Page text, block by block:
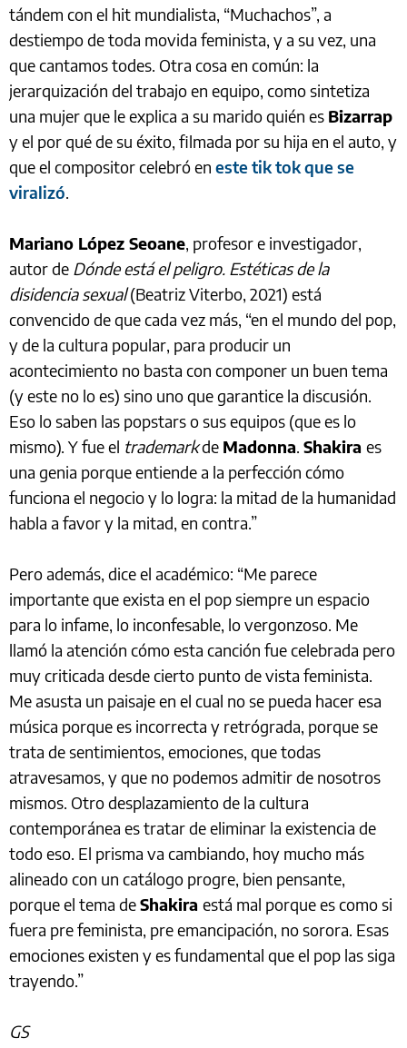
tándem con el hit mundialista, “Muchachos”, a
destiempo de toda movida feminista, y a su vez, una
que cantamos todes. Otra cosa en común: la
jerarquización del trabajo en equipo, como sintetiza
una mujer que le explica a su marido quién es Bizarrap
y el por qué de su éxito, filmada por su hija en el auto, y
que el compositor celebró en este tik tok que se
viralizó.
Mariano López Seoane, profesor e investigador,
autor de Dónde está el peligro. Estéticas de la
disidencia sexual(Beatriz Viterbo, 2021) está
convencido de que cada vez más, “en el mundo del pop,
y de la cultura popular, para producir un
acontecimiento no basta con componer un buen tema
(y este no lo es) sino uno que garantice la discusión.
Eso lo saben las popstars o sus equipos (que es lo
mismo). Y fue el trademarkde Madonna. Shakira es
una genia porque entiende a la perfección cómo
funciona el negocio y lo logra: la mitad de la humanidad
habla a favor y la mitad, en contra.”
Pero además, dice el académico: “Me parece
importante que exista en el pop siempre un espacio
para lo infame, lo inconfesable, lo vergonzoso. Me
llamó la atención cómo esta canción fue celebrada pero
muy criticada desde cierto punto de vista feminista.
Me asusta un paisaje en el cual no se pueda hacer esa
música porque es incorrecta y retrógrada, porque se
trata de sentimientos, emociones, que todas
atravesamos, y que no podemos admitir de nosotros
mismos. Otro desplazamiento de la cultura
contemporánea es tratar de eliminar la existencia de
todo eso. El prisma va cambiando, hoy mucho más
alineado con un catálogo progre, bien pensante,
porque el tema deShakira está mal porque es como si
fuera pre feminista, pre emancipación, no sorora. Esas
emociones existen y es fundamental que el pop las siga
trayendo.”
GS